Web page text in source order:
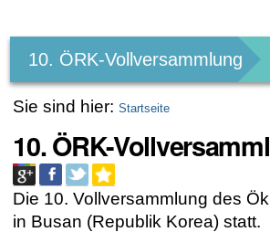
Werkzeuge
10. ÖRK-Vollversammlung
Sie sind hier: Startseite
10. ÖRK-
Die 10. Vollversammlung des
in Busan (Republik Korea) statt.